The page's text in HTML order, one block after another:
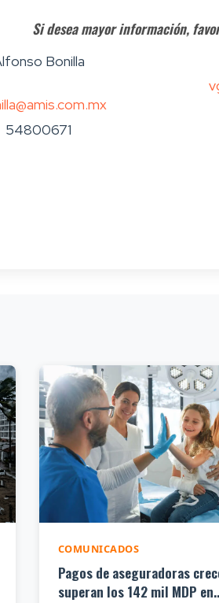
Si desea mayor información,
Bonilla
54800671
COMUNICADOS
Pagos de aseguradoras
superan los 142 mil MDP